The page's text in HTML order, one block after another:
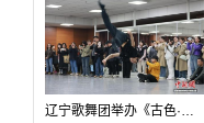
辽宁歌舞团举办《古色·国宝辽宁》排练开放日活动